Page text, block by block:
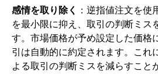
感情を取り除く ：逆指値注文を
を最小限に抑え、取引の判断ミス
す。市場価格が予め設定した価格
引は自動的に約定されます。これ
よる取引の判断ミスを減らすこと